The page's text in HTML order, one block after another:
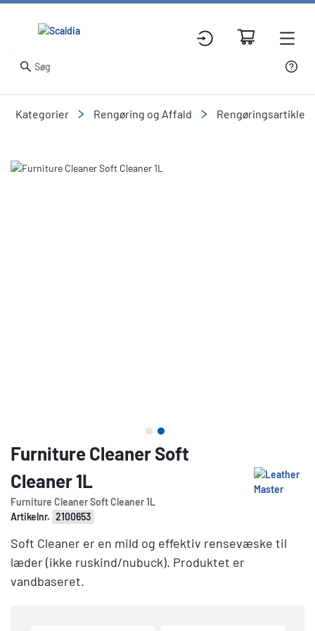
Kategorier Rengøring og Affald Rengøringsartikler
Slide 2 of 2
Furniture Cleaner Soft
Cleaner 1L
Furniture Cleaner Soft Cleaner 1L
Artikelnr. 2100653
Soft Cleaner er en mild og effektiv rensevæske til
læder (ikke ruskind/nubuck). Produktet er
vandbaseret.